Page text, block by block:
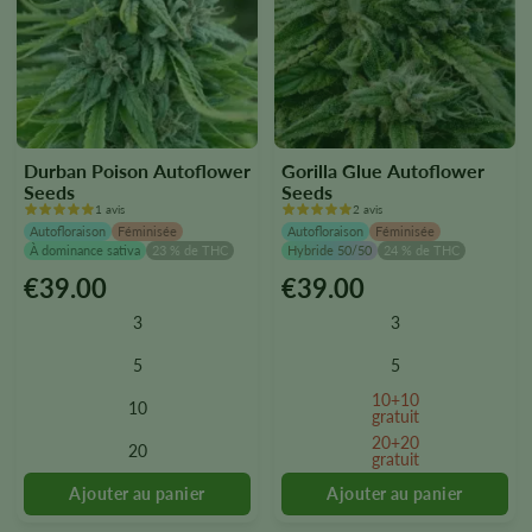
Durban Poison Autoflower
Seeds
1 avis
Autofloraison
Féminisée
À dominance sativa
23 % de THC
€39.00
3
5
10
20
Ce
sélectionner
les
Gorilla Glue Autoflower
Seeds
2 avis
Autofloraison
Féminisée
Hybride 50/50
24 % de THC
€39.00
3
5
10+10
gratuit
20+20
gratuit
Ce
sélectionner
les